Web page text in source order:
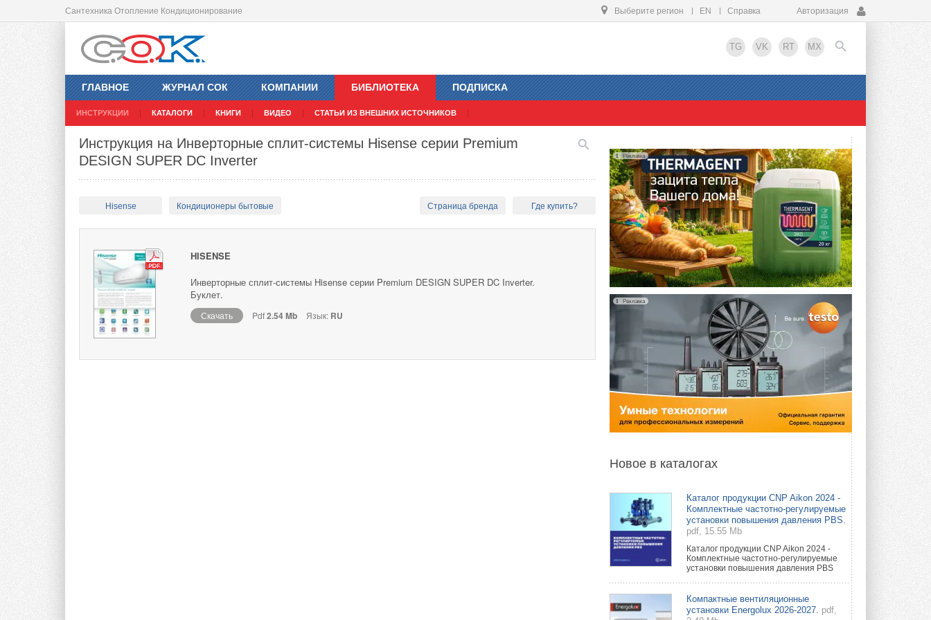
Сантехника Отопление Кондиционирование Выберите регион EN Справка Авторизация
TG VK RT MX
ГЛАВНОЕ ЖУРНАЛ СОК КОМПАНИИ БИБЛИОТЕКА
ИНСТРУКЦИИ КАТАЛОГИ КНИГИ ВИДЕО СТАТЬИ ИЗ ВНЕШНИХ ИСТОЧНИКОВ
ПОДПИСКА
EN
Инструкция на Инверторные сплит-системы Hisense серии Premium
DESIGN SUPER DC Inverter
Hisense Кондиционеры бытовые Страница бренда Где купить?
HISENSE
Инверторные сплит-системы Hisense серии Premium DESIGN SUPER DC Inverter.
Буклет.
Скачать Pdf2.54 Mb Язык: RU
Реклама
Реклама
Новое в каталогах
Каталог продукции CNP Aikon 2024 -
Комплектные частотно-регулируемые
установки повышения давления PBS.
pdf, 15.55 Mb
Каталог продукции CNP Aikon 2024 -
Комплектные частотно-регулируемые
установки повышения давления PBS
Компактные вентиляционные
установки Energolux 2026-2027. pdf,